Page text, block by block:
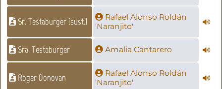
Sr. Testaburger (sust.)
Rafael Alonso Roldán
'Naranjito'
Sra. Testaburger Amalia Cantarero
Roger Donovan
Rafael Alonso Roldán
'Naranjito'